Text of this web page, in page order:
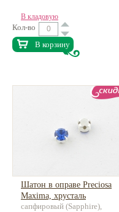
В кладовую
Кол-во
В корзину
Шатон в оправе Preciosa
Maxima, хрусталь
сапфировый (Sapphire),